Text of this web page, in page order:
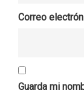
Correo
Guarda mi